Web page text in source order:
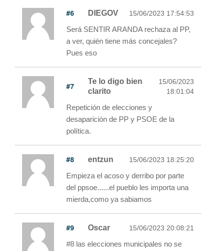
#6 DIEGOV 15/06/2023 17:54:53
Será SENTIR ARANDA rechaza al PP,
a ver, quién tiene más concejales?
Pues eso
#7
Te lo digo bien
clarito
15/06/2023
18:01:04
Repetición de elecciones y
desaparición de PP y PSOE de la
política.
#8 entzun 15/06/2023 18:25:20
Empieza el acoso y derribo por parte
del ppsoe......el pueblo les importa una
mierda,como ya sabiamos
#9 Oscar 15/06/2023 20:08:21
#8 las elecciones municipales no se